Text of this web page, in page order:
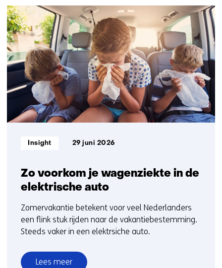
(Neem
contact
met
ons
op)
25
resultaten,
getoond
1
t/m
5
Zo voorkom je wagenziekte in de
elektrische auto
Informatietype:
Insight 29 juni 2026
Zomervakantie betekent voor veel Nederlanders
een flink stuk rijden naar de vakantiebestemming.
Steeds vaker in een elektrsiche auto.
Lees meer